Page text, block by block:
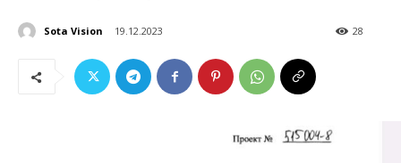
Sota Vision 19.12.2023 28